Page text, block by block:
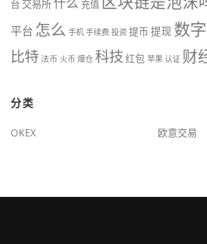
台 交易所 充值
平台 怎么 手机 手续费 投资 提币 提现 数
比特法币 火币 爆仓 科技 红包 苹果 认证 财
分类
OKEX 欧意交易